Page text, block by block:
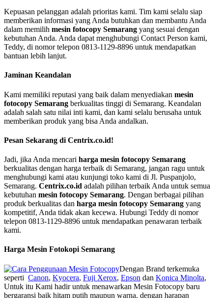
Kepuasan pelanggan adalah prioritas kami. Tim kami selalu siap
memberikan informasi yang Anda butuhkan dan membantu Anda
dalam memilih mesin fotocopy Semarang yang sesuai dengan
kebutuhan Anda. Anda dapat menghubungi Contact Person kami,
Teddy, di nomor telepon 0813-1129-8896 untuk mendapatkan
bantuan lebih lanjut.
Jaminan Keandalan
Kami memiliki reputasi yang baik dalam menyediakan mesin
fotocopy Semarang berkualitas tinggi di Semarang. Keandalan
adalah salah satu nilai inti kami, dan kami selalu berusaha untuk
memberikan produk yang bisa Anda andalkan.
Pesan Sekarang di Centrix.co.id!
Jadi, jika Anda mencari harga mesin fotocopy Semarang
berkualitas dengan harga terbaik di Semarang, jangan ragu untuk
menghubungi kami atau kunjungi toko kami di Jl. Puspanjolo,
Semarang. Centrix.co.id adalah pilihan terbaik Anda untuk semua
kebutuhan mesin fotocopy Semarang. Dengan berbagai pilihan
produk berkualitas dan harga mesin fotocopy Semarang yang
kompetitif, Anda tidak akan kecewa. Hubungi Teddy di nomor
telepon 0813-1129-8896 untuk mendapatkan penawaran terbaik
kami.
Harga Mesin Fotokopi Semarang
Dengan Brand terkemuka
seperti Canon, Kyocera, Fuji Xerox, Epson dan Konica Minolta,
Untuk itu Kami hadir untuk menawarkan Mesin Fotocopy baru
bergaransi baik hitam putih maupun warna, dengan harapan